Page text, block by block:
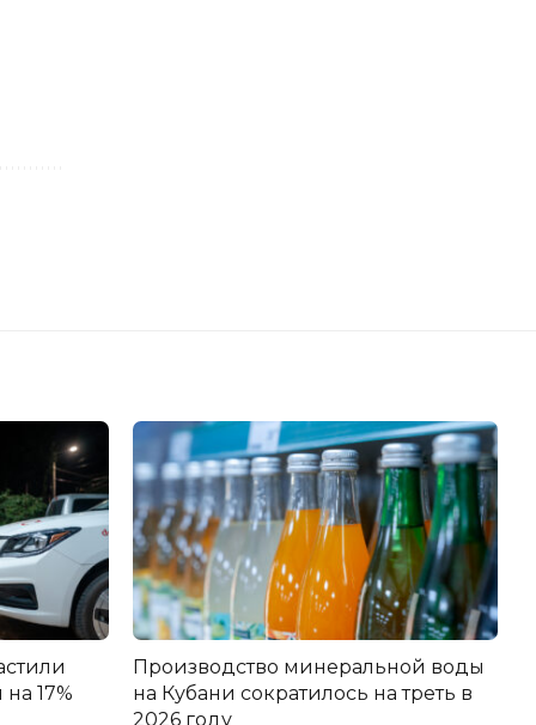
17%
Производство минеральной воды
на Кубани сократилось на треть в
2026 году